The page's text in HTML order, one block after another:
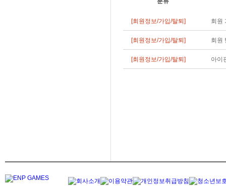
[회원정보/가입/탈퇴] 회원
[회원정보/가입/탈퇴] 회원
[회원정보/가입/탈퇴] 아이